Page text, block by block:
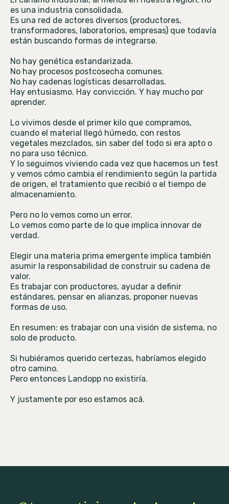
es una industria consolidada.
Es una red de actores diversos (productores,
transformadores, laboratorios, empresas) que todavía
están buscando formas de integrarse.
No hay genética estandarizada.
No hay procesos postcosecha comunes.
No hay cadenas logísticas desarrolladas.
Hay entusiasmo. Hay convicción. Y hay mucho por
aprender.
Lo vivimos desde el primer kilo que compramos,
cuando el material llegó húmedo, con restos
vegetales mezclados, sin saber del todo si era apto o
no para uso técnico.
Y lo seguimos viviendo cada vez que hacemos un test
y vemos cómo cambia el rendimiento según la partida
de origen, el tratamiento que recibió o el tiempo de
almacenamiento.
Pero no lo vemos como un error.
Lo vemos como parte de lo que implica innovar de
verdad.
Elegir una materia prima emergente implica también
asumir la responsabilidad de construir su cadena de
valor.
Es trabajar con productores, ayudar a definir
estándares, pensar en alianzas, proponer nuevas
formas de uso.
En resumen: es trabajar con una visión de sistema, no
solo de producto.
Si hubiéramos querido certezas, habríamos elegido
otro camino.
Pero entonces Landopp no existiría.
Y justamente por eso estamos acá.